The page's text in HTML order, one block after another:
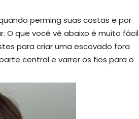
perming suas costas e por
O que você vê abaixo é muito fácil
para criar uma escovado fora
central e varrer os fios para o